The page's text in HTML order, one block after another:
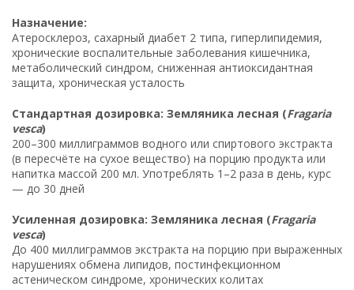
Назначение:
Атеросклероз, сахарный диабет 2 типа, гиперлипидемия,
хронические воспалительные заболевания кишечника,
метаболический синдром, сниженная антиоксидантная
защита, хроническая усталость
Стандартная дозировка: Земляника лесная (Fragaria
vesca)
200–300 миллиграммов водного или спиртового экстракта
(в пересчёте на сухое вещество) на порцию продукта или
напитка массой 200 мл. Употреблять 1–2 раза в день, курс
— до 30 дней
Усиленная дозировка: Земляника лесная (Fragaria
vesca)
До 400 миллиграммов экстракта на порцию при выраженных
нарушениях обмена липидов, постинфекционном
астеническом синдроме, хронических колитах